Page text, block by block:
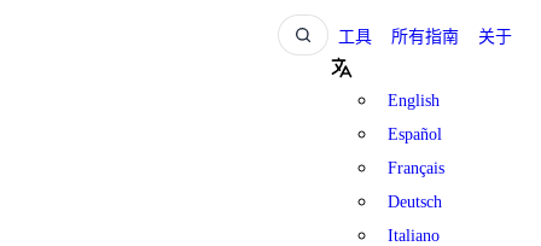
工具 所有指南 关于
English
Español
Français
Deutsch
Italiano